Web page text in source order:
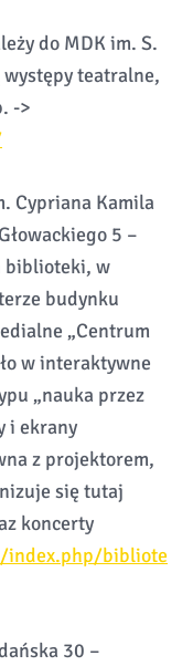
do MDK im. S.
teatralne,
->
Cypriana Kamila
5 –
biblioteki, w
budynku
„Centrum
w interaktywne
„nauka przez
i ekrany
z projektorem,
się tutaj
koncerty
index.php/bibliote
30 –